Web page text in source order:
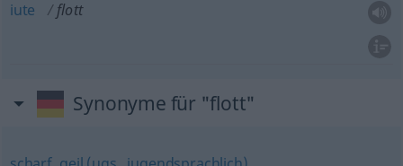
iute flott
Synonyme für "flott"